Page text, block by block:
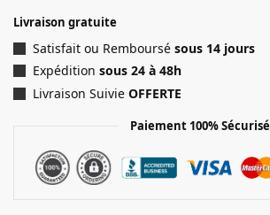
Livraison gratuite
Satisfait ou Remboursé sous 14 jours
Expédition sous 24 à 48h
Livraison Suivie OFFERTE
Paiement 100% Sécurisé